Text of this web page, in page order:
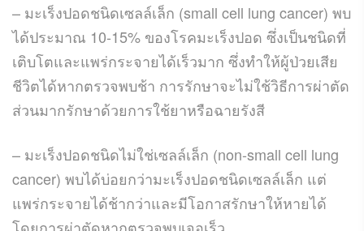
– มะเร็งปอดชนิดเซลล์เล็ก (small cell lung cancer) พบ
ได้ประมาณ 10-15% ของโรคมะเร็งปอด ซึ่งเป็นชนิดที่
เติบโตและแพร่กระจายได้เร็วมาก ซึ่งทำให้ผู้ป่วยเสีย
ชีวิตได้หากตรวจพบช้า การรักษาจะไม่ใช้วิธีการผ่าตัด
ส่วนมากรักษาด้วยการใช้ยาหรือฉายรังสี
– มะเร็งปอดชนิดไม่ใช่เซลล์เล็ก (non-small cell lung
cancer) พบได้บ่อยกว่ามะเร็งปอดชนิดเซลล์เล็ก แต่
แพร่กระจายได้ช้ากว่าและมีโอกาสรักษาให้หายได้
โดยการผ่าตัดหากตรวจพบเจอเร็ว